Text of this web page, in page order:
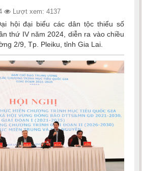
Lượt xem: 4137
hội đại biểu các dân tộc thiểu số
thứ IV năm 2024, diễn ra vào chiều
2/9, Tp. Pleiku, tỉnh Gia Lai.